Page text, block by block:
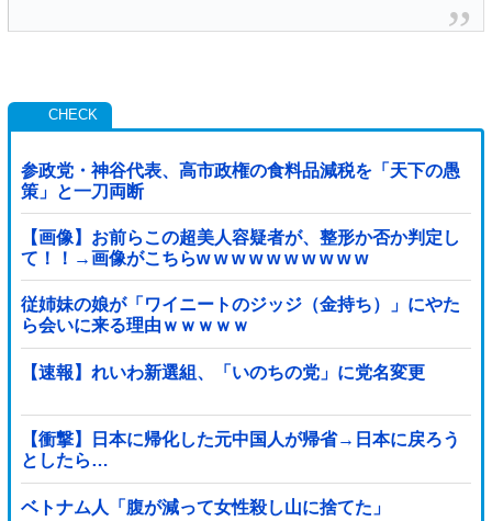
参政党・神谷代表、高市政権の食料品減税を「天下の愚
策」と一刀両断
【画像】お前らこの超美人容疑者が、整形か否か判定し
て！！→画像がこちらw w w w w w w w w w
従姉妹の娘が「ワイニートのジッジ（金持ち）」にやた
ら会いに来る理由ｗｗｗｗｗ
【速報】れいわ新選組、「いのちの党」に党名変更
【衝撃】日本に帰化した元中国人が帰省→日本に戻ろう
としたら…
ベトナム人「腹が減って女性殺し山に捨てた」